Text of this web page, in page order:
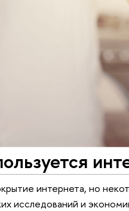
интернета, но
исследований и